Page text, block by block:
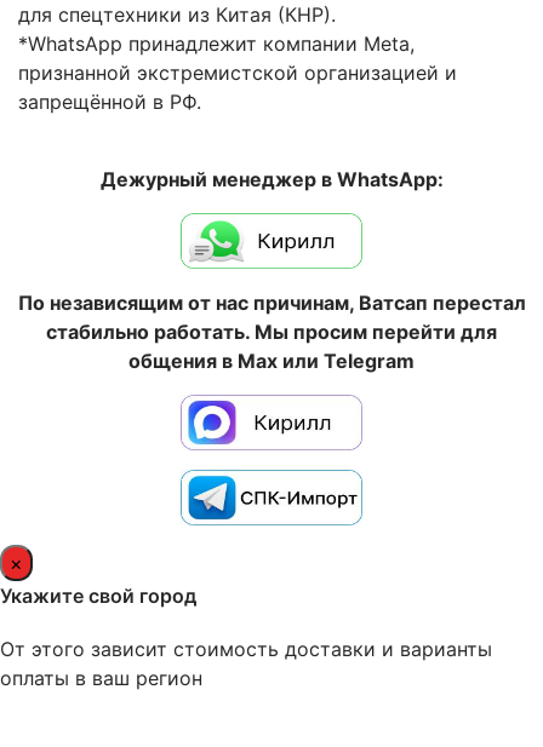
для спецтехники из Китая (КНР).
*WhatsApp принадлежит компании Meta,
признанной экстремистской организацией и
запрещённой в РФ.
Дежурный менеджер в WhatsApp:
По независящим от нас причинам, Ватсап перестал
стабильно работать. Мы просим перейти для
общения в Max или Telegram
×
Укажите свой город
От этого зависит стоимость доставки и варианты
оплаты в ваш регион